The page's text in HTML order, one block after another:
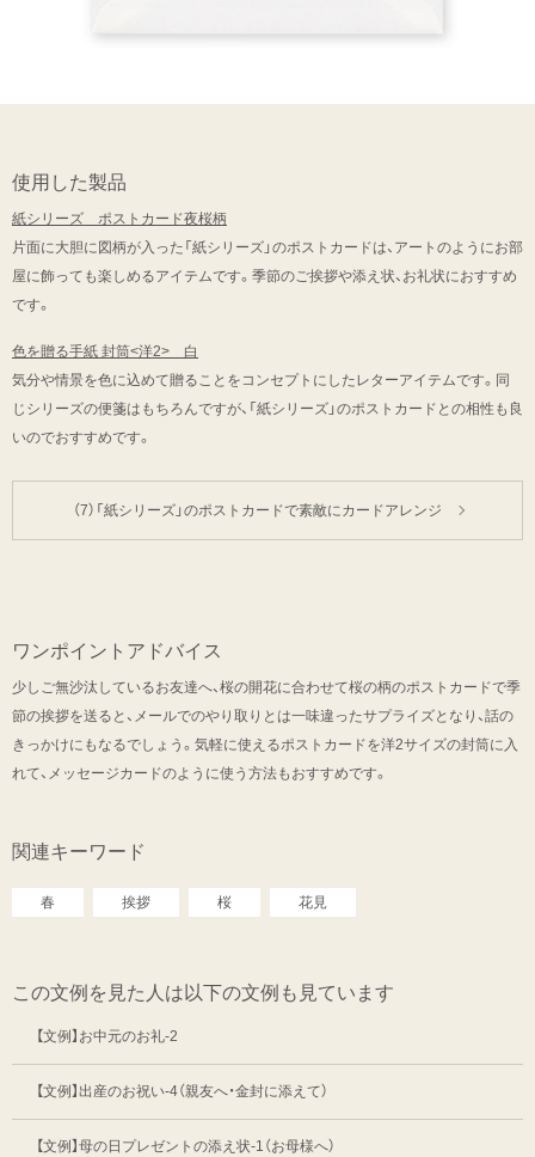
使用した製品
紙シリーズ ポストカード夜桜柄
片面に大胆に図柄が入った「紙シリーズ」のポストカードは、アートのようにお部
屋に飾っても楽しめるアイテムです。季節のご挨拶や添え状、お礼状におすすめ
です。
色を贈る手紙 封筒<洋2> 白
気分や情景を色に込めて贈ることをコンセプトにしたレターアイテムです。同
じシリーズの便箋はもちろんですが、「紙シリーズ」のポストカードとの相性も良
いのでおすすめです。
（7）「紙シリーズ」のポストカードで素敵にカードアレンジ
ワンポイントアドバイス
少しご無沙汰しているお友達へ、桜の開花に合わせて桜の柄のポストカードで季
節の挨拶を送ると、メールでのやり取りとは一味違ったサプライズとなり、話の
きっかけにもなるでしょう。気軽に使えるポストカードを洋2サイズの封筒に入
れて、メッセージカードのように使う方法もおすすめです。
関連キーワード
春 挨拶 桜 花見
この文例を見た人は以下の文例も見ています
【文例】お中元のお礼-2
【文例】出産のお祝い-4（親友へ・金封に添えて）
【文例】母の日プレゼントの添え状-1（お母様へ）